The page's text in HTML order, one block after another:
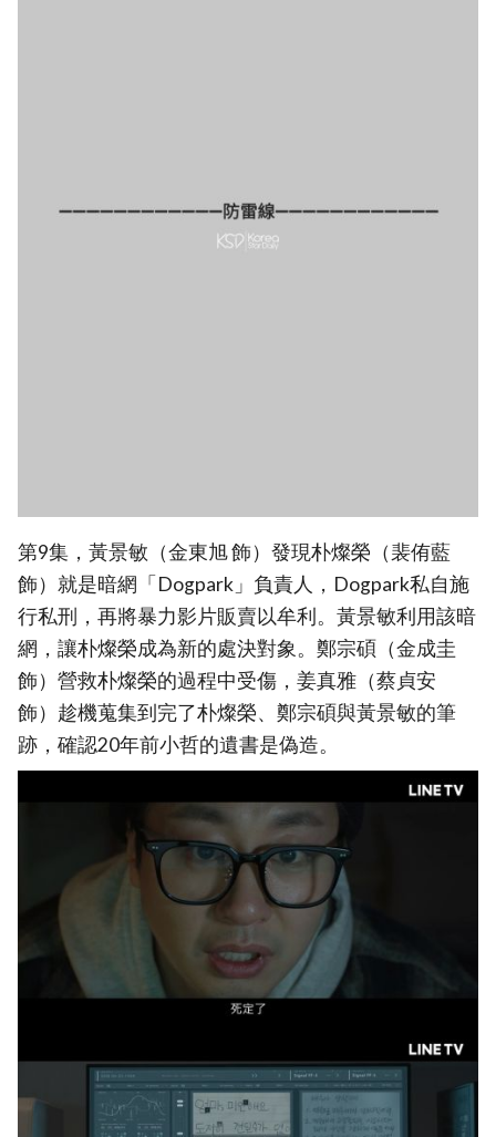
第9集，黃景敏（金東旭 飾）發現朴燦榮（裴侑藍
飾）就是暗網「Dogpark」負責人，Dogpark私自施
行私刑，再將暴力影片販賣以牟利。黃景敏利用該暗
網，讓朴燦榮成為新的處決對象。鄭宗碩（金成圭
飾）營救朴燦榮的過程中受傷，姜真雅（蔡貞安
飾）趁機蒐集到完了朴燦榮、鄭宗碩與黃景敏的筆
跡，確認20年前小哲的遺書是偽造。